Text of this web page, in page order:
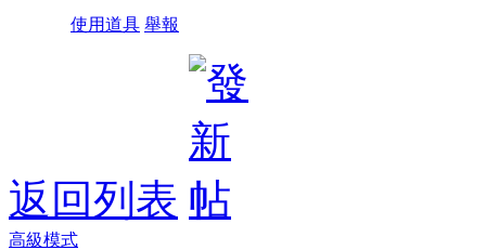
使用道具 舉報
返回列表
高級模式